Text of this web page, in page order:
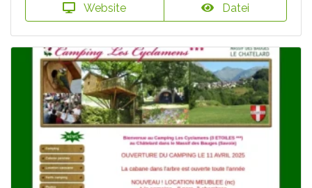
Website Datei